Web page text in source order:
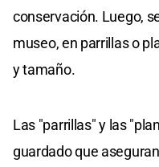
conservación. Luego,
museo, en parrillas o
y tamaño.
Las "parrillas" y las
guardado que